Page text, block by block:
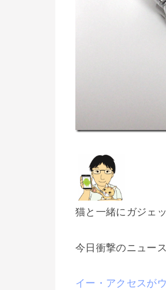
猫と一緒にガジェ
今日衝撃のニュー
イー・アクセスが